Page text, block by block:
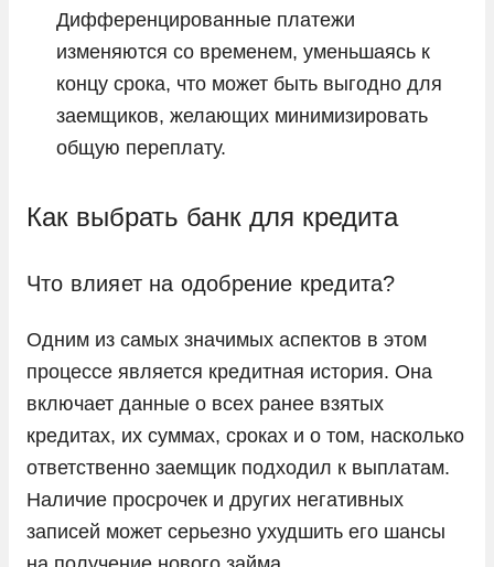
Дифференцированные платежи
изменяются со временем, уменьшаясь к
концу срока, что может быть выгодно для
заемщиков, желающих минимизировать
общую переплату.
Как выбрать банк для кредита
Что влияет на одобрение кредита?
Одним из самых значимых аспектов в этом
процессе является кредитная история. Она
включает данные о всех ранее взятых
кредитах, их суммах, сроках и о том, насколько
ответственно заемщик подходил к выплатам.
Наличие просрочек и других негативных
записей может серьезно ухудшить его шансы